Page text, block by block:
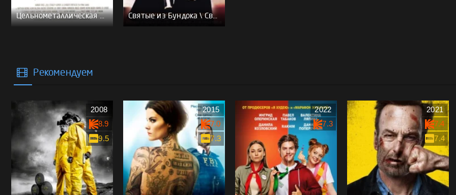
Цельнометаллическая оболочка - (Перевод Гоблина) Святые из Бундока \ Святые из трущоб - (Перевод Гоблина)
Рекомендуем
2008
8.9
9.5
2015
7.0
7.3
2022
7.3
2021
7.4
7.4